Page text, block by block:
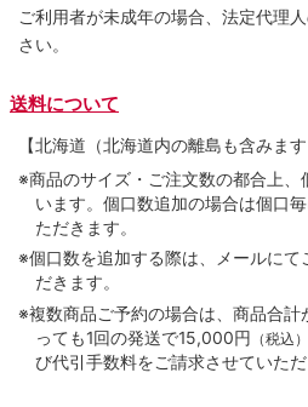
ご利用者が未成年の場合、法定代理
さい。
送料について
【北海道（北海道内の離島も含みま
※商品のサイズ・ご注文数の都合上
います。個口数追加の場合は個口
ただきます。
※個口数を追加する際は、メールにて
だきます。
※複数商品ご予約の場合は、商品合計
っても1回の発送で15,000円 （税込）
び代引手数料をご請求させていただ